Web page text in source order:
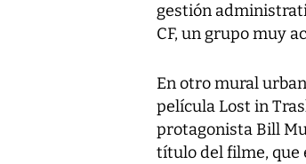
gestión
CF, un grupo muy
En otro mural
película Lost in
protagonista Bill
título del filme, que